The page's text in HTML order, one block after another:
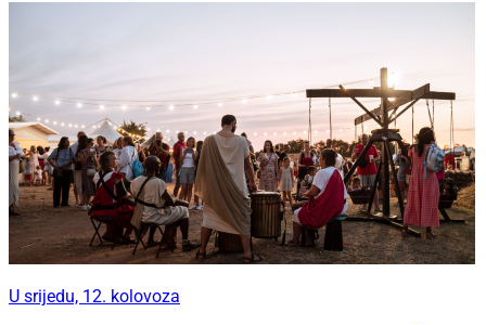
U srijedu, 12. kolovoza